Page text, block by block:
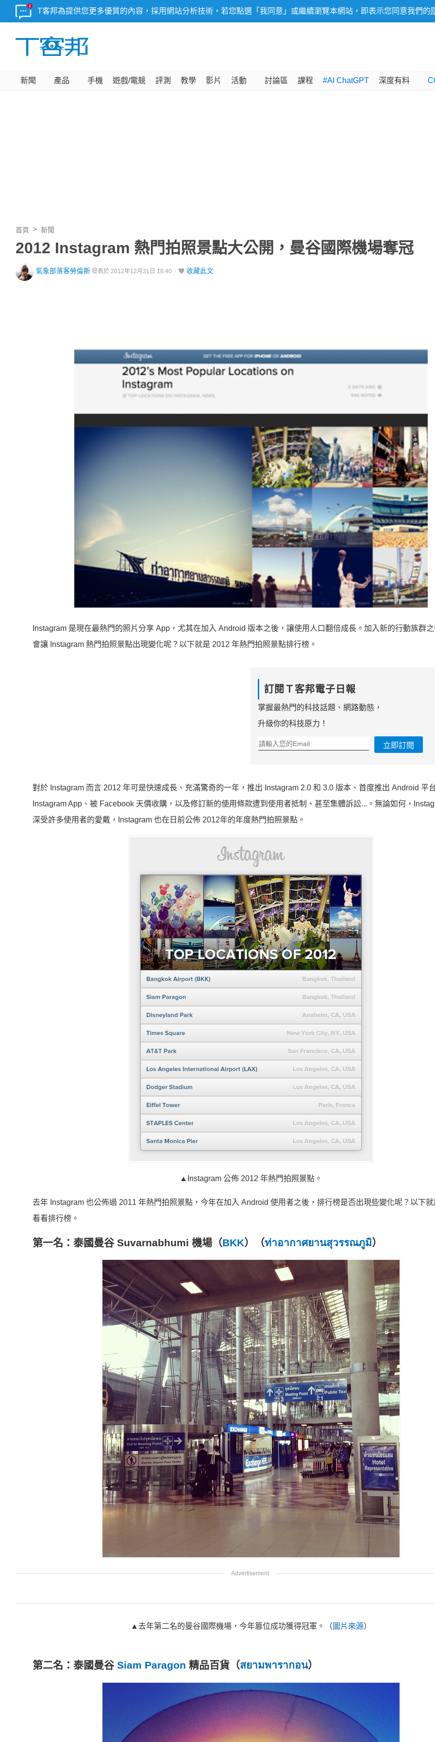
T客邦為提供您更多優質的內容，採用網站分析技術，若您點選「我同意」或繼續瀏覽本網站，即表示您同意我們的
新聞 產品 手機 遊戲/電競 評測 教學 影片 活動 討論區 課程 #AI ChatGPT 深度有料
首頁 新聞
2012 Instagram 熱門拍照景點大公開，曼谷國際機場奪冠
氣象部落客勞倫斯 發表於 2012年12月31日 18:40 收藏此文
Instagram 是現在最熱門的照片分享 App，尤其在加入 Android 版本之後，讓使用人口翻倍成長。加入新的行動族群
會讓 Instagram 熱門拍照景點出現變化呢？以下就是 2012 年熱門拍照景點排行榜。
訂閱Ｔ客邦電子日報
掌握最熱門的科技話題、網路動態，
升級你的科技原力！
立即訂閱
對於 Instagram 而言 2012 年可是快速成長、充滿驚奇的一年，推出 Instagram 2.0 和 3.0 版本、首度推出 Android 平
Instagram App、被 Facebook 天價收購，以及修訂新的使用條款遭到使用者抵制、甚至集體訴訟...。無論如何，
深受許多使用者的愛戴，Instagram 也在日前公佈 2012年的年度熱門拍照景點。
▲Instagram 公佈 2012 年熱門拍照景點。
去年 Instagram 也公佈過 2011 年熱門拍照景點，今年在加入 Android 使用者之後，排行榜是否出現些變化呢？以下
看看排行榜。
第一名：泰國曼谷 Suvarnabhumi 機場（BKK）（ท่าอากาศยานสุวรรณภูมิ）
▲ 去年第二名的曼谷國際機場，今年篡位成功獲得冠軍。（ 圖片來源）
第二名：泰國曼谷 Siam Paragon 精品百貨（สยามพารากอน）